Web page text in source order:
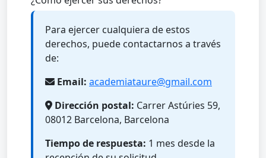
Para ejercer cualquiera de estos
derechos, puede contactarnos a través
de:
Email: academiataure@gmail.com
Dirección postal: Carrer Astúries 59,
08012 Barcelona, Barcelona
Tiempo de respuesta: 1 mes desde la